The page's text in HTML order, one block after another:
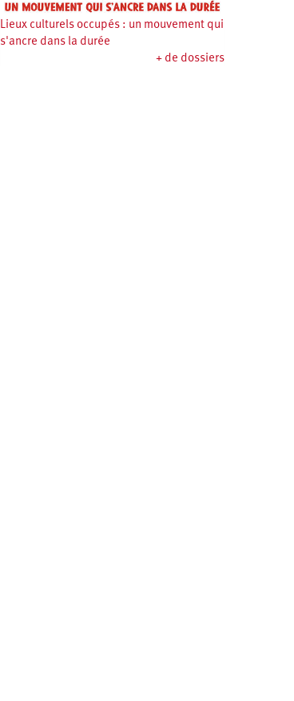
Lieux culturels occupés : un mouvement qui
s'ancre dans la durée
+ de dossiers